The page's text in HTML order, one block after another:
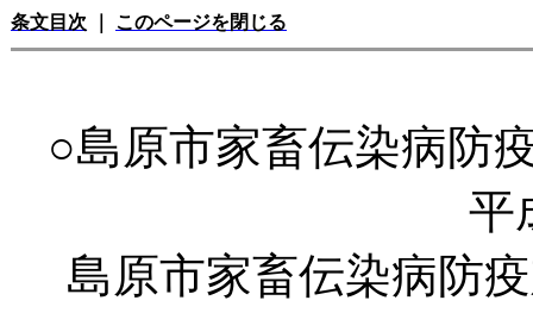
条文目次 このページを閉じる
○島原市家畜伝染病防
平
島原市家畜伝染病防